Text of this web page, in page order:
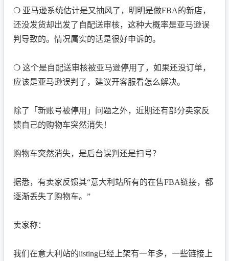
❍ 亚马逊系统估计是又抽风了，明明是做FBA的新店，
还没发货却出发了自配送审核，这种大概率是亚马逊误
判导致的。情况属实的话是很好申诉的。
❍ 这个是自配送审核被亚马逊停用了，如果还没订单，
应该是亚马逊误判了，建议开客服看怎么解决。
除了「新账号被停用」问题之外，近期还有部分卖家反
馈自己的购物车突然消失！
购物车突然消失，是后台误判还是扫号？
据悉，有卖家反馈其“意大利站所有的在售FBA链接，都
逐渐丢失了购物车。”
卖家称：
我们在意大利站的listing已经上架有一年多，一些链接上